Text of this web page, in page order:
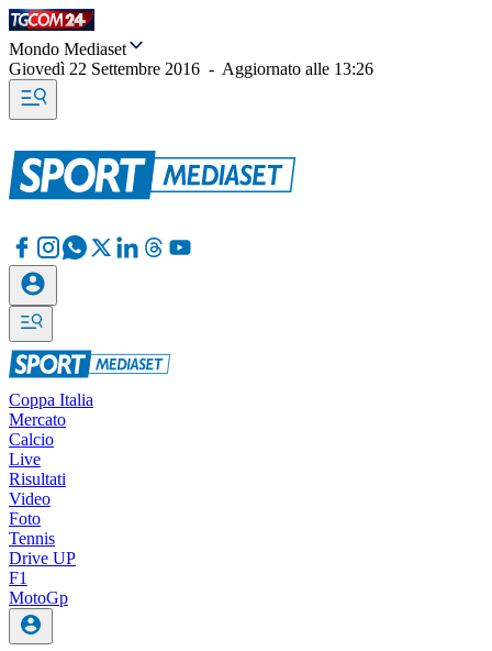
Mondo Mediaset
Giovedì 22 Settembre 2016 - Aggiornato alle 13:26
Coppa Italia
Mercato
Calcio
Live
Risultati
Video
Foto
Tennis
Drive UP
F1
MotoGp